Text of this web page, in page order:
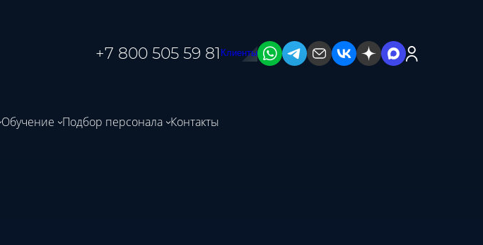
+7 800 505 59 81 Клиенты
Обучение Подбор персонала Контакты